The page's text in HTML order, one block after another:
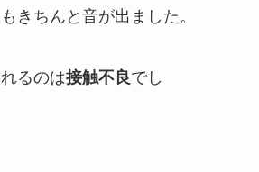
きちんと音が出ました。
るのは接触不良でし